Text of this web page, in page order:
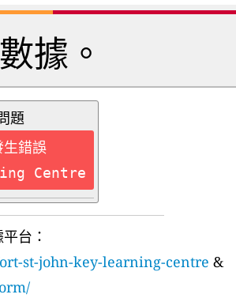
據。
題
錯誤
Centre
台：
st-john-key-learning-centre &